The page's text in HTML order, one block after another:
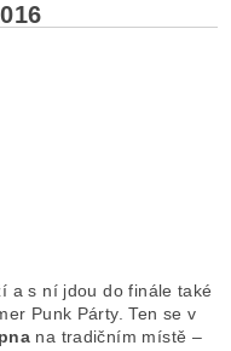
a s ní jdou do finále také
Punk Párty. Ten se v
na tradičním místě –